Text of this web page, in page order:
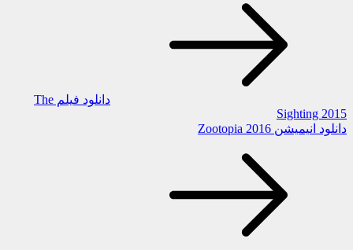
دانلود فیلم The
Sighting 2015
دانلود انیمیشن Zootopia 2016